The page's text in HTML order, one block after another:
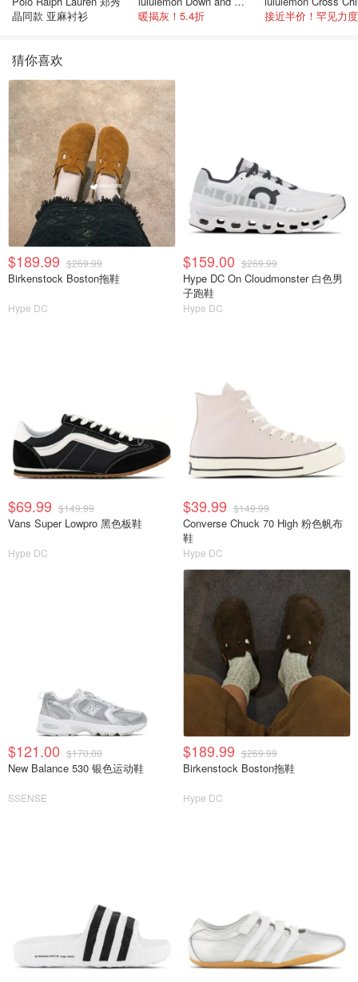
晶同款 亚麻衬衫
暖揭灰！5.4折
接近半价！罕见力度
猜你喜欢
$189.99 $269.99
Birkenstock Boston拖鞋
Hype DC
$159.00 $269.99
Hype DC On Cloudmonster 白色男
子跑鞋
Hype DC
$69.99 $149.99
Vans Super Lowpro 黑色板鞋
Hype DC
$39.99 $149.99
Converse Chuck 70 High 粉色帆布
鞋
Hype DC
$121.00 $170.00
New Balance 530 银色运动鞋
SSENSE
$189.99 $269.99
Birkenstock Boston拖鞋
Hype DC